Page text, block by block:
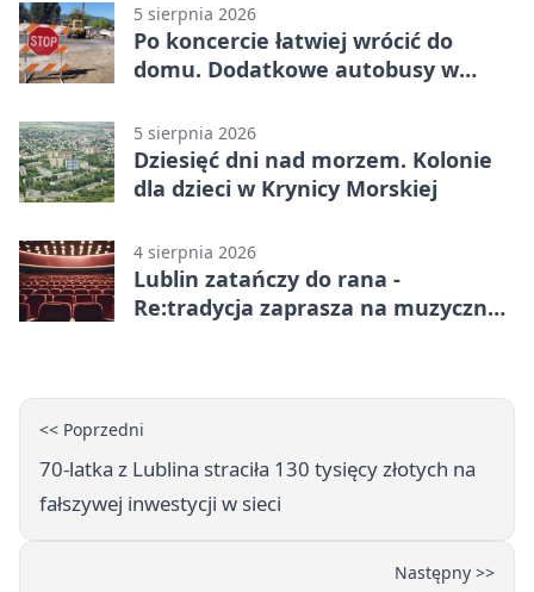
5 sierpnia 2026
Po koncercie łatwiej wrócić do
domu. Dodatkowe autobusy w
5 sierpnia 2026
Dziesięć dni nad morzem. Kolonie
dla dzieci w Krynicy Morskiej
4 sierpnia 2026
Lublin zatańczy do rana -
Re:tradycja zaprasza na muzyczną
<< Poprzedni
70-latka z Lublina straciła 130 tysięcy złotych na
fałszywej inwestycji w sieci
Następny >>